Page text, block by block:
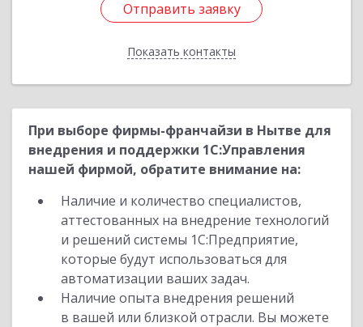
Отправить заявку
Показать контакты
Отправить заявку
Назад
При выборе фирмы-франчайзи в Нытве для
внедрения и поддержки 1С:Управления
нашей фирмой, обратите внимание на:
Наличие и количество специалистов,
аттестованных на внедрение технологий
и решений системы 1С:Предприятие,
которые будут использоваться для
автоматизации ваших задач.
Наличие опыта внедрения решений
в вашей или близкой отрасли. Вы можете